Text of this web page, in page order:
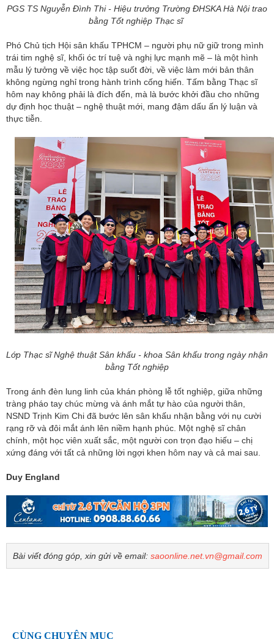
PGS TS Nguyễn Đình Thi - Hiệu trưởng Trường ĐHSKA Hà Nội trao
bằng Tốt nghiệp Thạc sĩ
Phó Chủ tịch Hội sân khấu TPHCM – người phụ nữ giữ trong mình
trái tim nghệ sĩ, khối óc trí tuệ và nghị lực mạnh mẽ – là một hình
mẫu lý tưởng về việc học tập suốt đời, về việc làm mới bản thân
không ngừng nghỉ trong hành trình cống hiến. Tấm bằng Thạc sĩ
hôm nay không phải là đích đến, mà là bước khởi đầu cho những
dự định học thuật – nghệ thuật mới, mang đậm dấu ấn lý luận và
thực tiễn.
Lớp Thạc sĩ Nghệ thuật Sân khấu - khoa Sân khấu trong ngày nhận
bằng Tốt nghiệp
Trong ánh đèn lung linh của khán phòng lễ tốt nghiệp, giữa những
tràng pháo tay chúc mừng và ánh mắt tự hào của người thân,
NSND Trịnh Kim Chi đã bước lên sân khấu nhận bằng với nụ cười
rạng rỡ và đôi mắt ánh lên niềm hạnh phúc. Một nghệ sĩ chân
chính, một học viên xuất sắc, một người con trọn đạo hiếu – chị
xứng đáng với tất cả những lời ngợi khen hôm nay và cả mai sau.
Duy England
Bài viết đóng góp, xin gửi về email: saoonline.net.vn@gmail.com
CÙNG CHUYÊN MỤC